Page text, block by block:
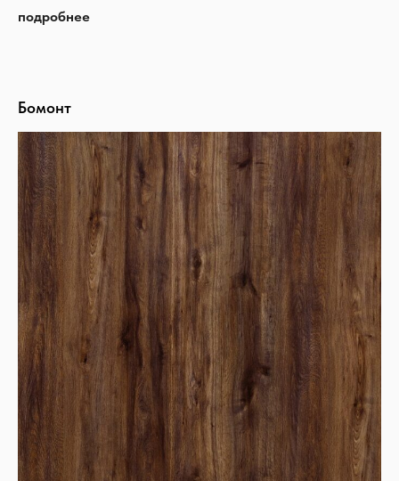
подробнее
Бомонт